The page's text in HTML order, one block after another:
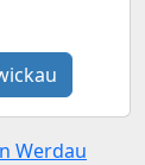
Werdau